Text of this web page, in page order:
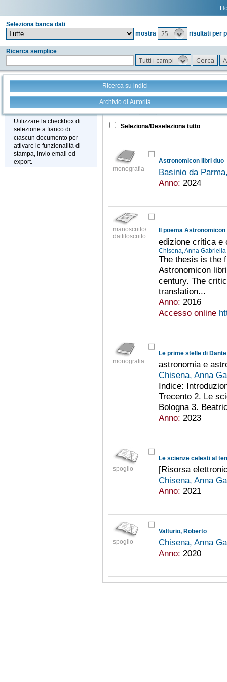
Seleziona banca dati
mostra
25 risultati per
Ricerca semplice
Tutti i campi
Ricerca su indici
Archivio di Autorità
Stampa - Email - Export
Utilizzare la checkbox di
selezione a fianco di
ciascun documento per
attivare le funzionalità di
stampa, invio email ed
export.
Tutto +
Seleziona/Deseleziona tutto
monografia
Astronomicon libri duo
Basinio da
Anno: 2024
manoscritto/
dattiloscritto
Il poema
edizione critica e
Chisena, Anna Gabriella
The thesis is the
Astronomicon
century. The
translation...
Anno: 2016
Accesso online
monografia
Le prime stelle di Dante
astronomia e
Chisena, Anna
Indice:
Trecento 2. Le
Bologna 3.
Anno: 2023
spoglio
Le scienze celesti al
[Risorsa
Chisena, Anna
Anno: 2021
spoglio
Valturio, Roberto
Chisena, Anna
Anno: 2020